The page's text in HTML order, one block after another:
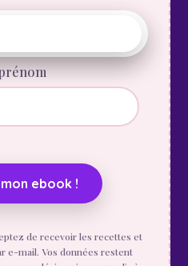
de recevoir les recettes et
e-mail. Vos données restent